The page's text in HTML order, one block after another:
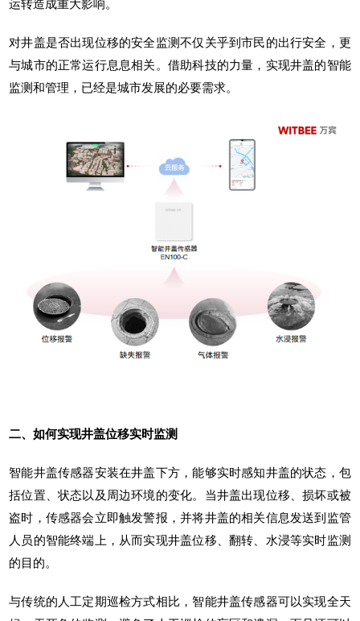
运转造成重大影响。
对井盖是否出现位移的安全监测不仅关乎到市民的出行安全，更
与城市的正常运行息息相关。借助科技的力量，实现井盖的智能
监测和管理，已经是城市发展的必要需求。
二、如何实现井盖位移实时监测
智能井盖传感器安装在井盖下方，能够实时感知井盖的状态，包
括位置、状态以及周边环境的变化。当井盖出现位移、损坏或被
盗时，传感器会立即触发警报，并将井盖的相关信息发送到监管
人员的智能终端上，从而实现井盖位移、翻转、水浸等实时监测
的目的。
与传统的人工定期巡检方式相比，智能井盖传感器可以实现全天